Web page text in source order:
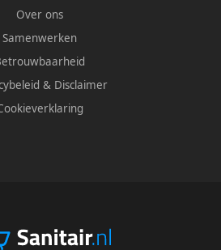
Over ons
Samenwerken
& Disclaimer